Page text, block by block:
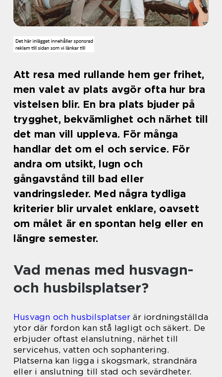
Att resa med rullande hem ger frihet,
men valet av plats avgör ofta hur bra
vistelsen blir. En bra plats bjuder på
trygghet, bekvämlighet och närhet till
det man vill uppleva. För många
handlar det om el och service. För
andra om utsikt, lugn och
gångavstånd till bad eller
vandringsleder. Med några tydliga
kriterier blir urvalet enklare, oavsett
om målet är en spontan helg eller en
längre semester.
Vad menas med husvagn-
och husbilsplatser?
Husvagn och husbilsplatser är iordningställda
ytor där fordon kan stå lagligt och säkert. De
erbjuder oftast elanslutning, närhet till
servicehus, vatten och sophantering.
Platserna kan ligga i skogsmark, strandnära
eller i anslutning till stad och sevärdheter.